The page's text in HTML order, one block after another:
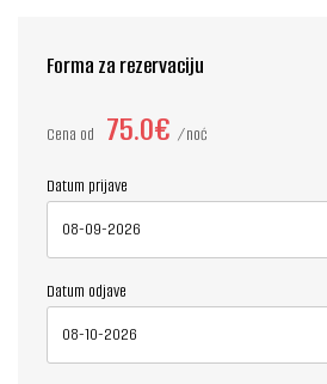
Forma za rezervaciju
Cena od 75.0€ noć
Datum prijave
Datum odjave